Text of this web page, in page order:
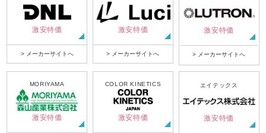
激安特価
> メーカーサイトへ
激安特価
> メーカーサイトへ
激安特価
> メーカーサイトへ
MORIYAMA
激安特価
COLOR KINETICS
激安特価
エイテックス
激安特価